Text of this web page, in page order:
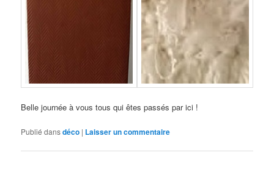
Belle journée à vous tous qui êtes passés par ici !
Publié dansdéco | Laisser un commentaire